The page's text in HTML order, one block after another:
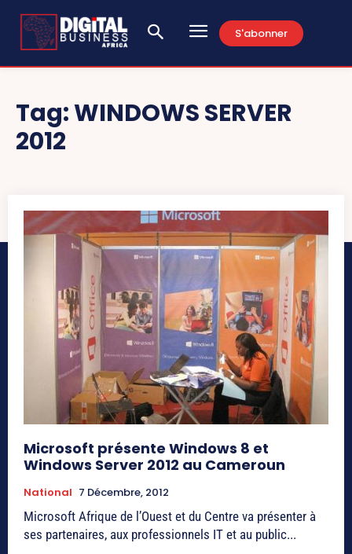
S'abonner
Tag:WINDOWS SERVER
2012
Microsoft présente Windows 8 et
Windows Server 2012 au Cameroun
National 7 Décembre, 2012
Microsoft Afrique de l’Ouest et du Centre va présenter à
ses partenaires, aux professionnels IT et au public...